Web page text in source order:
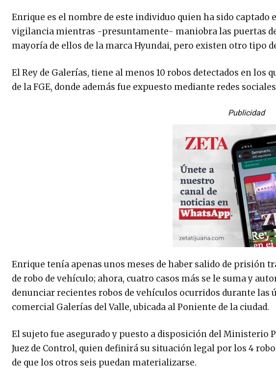
Enrique es el nombre de este individuo quien ha sido
vigilancia mientras -presuntamente- maniobra las puertas
mayoría de ellos de la marca Hyundai, pero existen otro tipo
El Rey de Galerías, tiene al menos 10 robos detectados en
de la FGE, donde además fue expuesto mediante redes
Publicidad
Enrique tenía apenas unos meses de haber salido de prisión
de robo de vehículo; ahora, cuatro casos más se le suma y
denunciar recientes robos de vehículos ocurridos durante las
comercial Galerías del Valle, ubicada al Poniente de la ciudad.
El sujeto fue asegurado y puesto a disposición del Ministerio
Juez de Control, quien definirá su situación legal por los 4
de que los otros seis puedan materializarse.